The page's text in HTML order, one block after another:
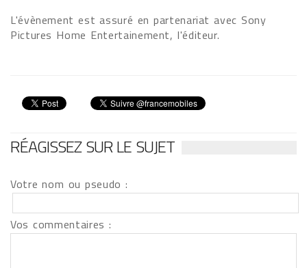
L'évènement est assuré en partenariat avec Sony
Pictures Home Entertainement, l'éditeur.
RÉAGISSEZ SUR LE SUJET
Votre nom ou pseudo :
Vos commentaires :